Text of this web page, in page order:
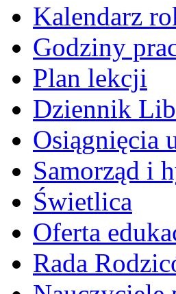
Kalendarz
Godziny
Plan lekcji
Dziennik
Osiągnięcia
Samorząd i
Świetlica
Oferta
Rada